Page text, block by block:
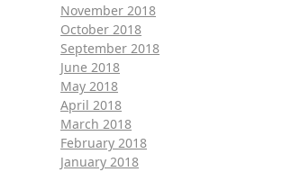
November 2018
October 2018
September 2018
June 2018
May 2018
April 2018
March 2018
February 2018
January 2018